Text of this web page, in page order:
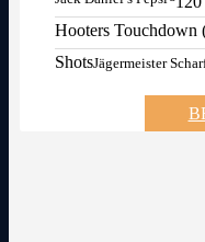
Hooters Touchdown
ShotsJägermeister